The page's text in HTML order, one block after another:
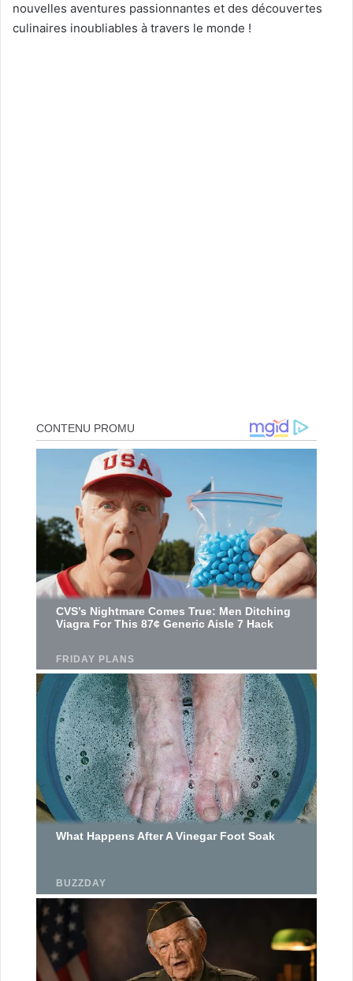
nouvelles aventures passionnantes et des découvertes
culinaires inoubliables à travers le monde !